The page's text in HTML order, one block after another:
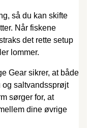
så du kan skifte
Når fiskene
det rette setup
lommer.
Gear sikrer, at både
og saltvandssprøjt
sørger for, at
dine øvrige